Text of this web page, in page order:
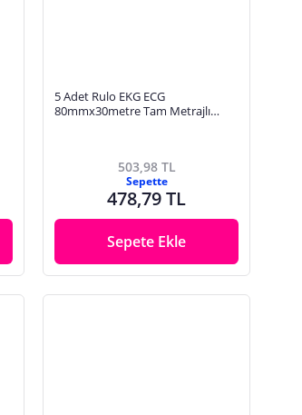
5 Adet Rulo EKG ECG
80mmx30metre Tam Metrajlı
503,98 TL
Sepette
478,79 TL
Sepete Ekle